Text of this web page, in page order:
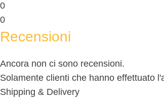
0
0
Recensioni
Ancora non ci sono recensioni.
Solamente clienti che hanno effettuato
Shipping & Delivery